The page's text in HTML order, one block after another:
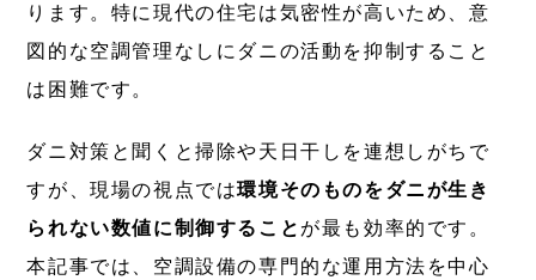
ります。特に現代の住宅は気密性が高いため、意
図的な空調管理なしにダニの活動を抑制すること
は困難です。
ダニ対策と聞くと掃除や天日干しを連想しがちで
すが、現場の視点では環境そのものをダニが生き
られない数値に制御すること が最も効率的です。
本記事では、空調設備の専門的な運用方法を中心